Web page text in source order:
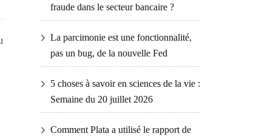
fraude dans le secteur bancaire ?
La parcimonie est une fonctionnalité,
pas un bug, de la nouvelle Fed
5 choses à savoir en sciences de la vie :
Semaine du 20 juillet 2026
Comment Plata a utilisé le rapport de